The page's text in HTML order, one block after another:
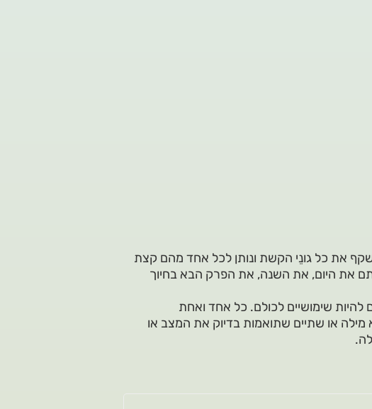
את כל גונֵי הקשת ונותן לכל אחד מהם קצת
את היום, את השנה, את הפרק הבא בחיוך
להיות שימושיים לכולם. כל אחד ואחת
מילה או שתיים שתואמות בדיוק את המצב או